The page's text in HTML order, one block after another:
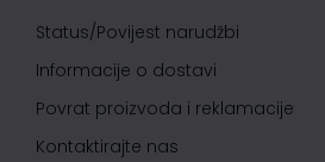
Status/Povijest narudžbi
Informacije o dostavi
Povrat proizvoda i reklamacije
Kontaktirajte nas